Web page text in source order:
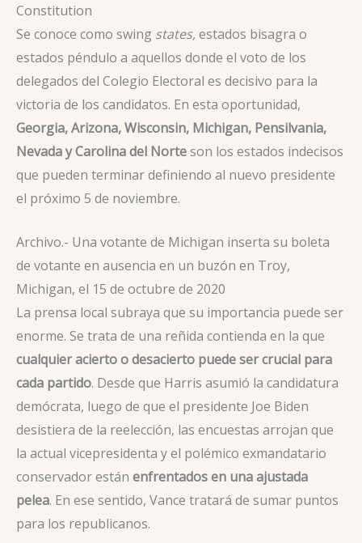
Constitution
Se conoce como swing states, estados bisagra o
estados péndulo a aquellos donde el voto de los
delegados del Colegio Electoral es decisivo para la
victoria de los candidatos. En esta oportunidad,
Georgia, Arizona, Wisconsin, Michigan, Pensilvania,
Nevada y Carolina del Norteson los estados indecisos
que pueden terminar definiendo al nuevo presidente
el próximo 5 de noviembre.
Archivo.- Una votante de Michigan inserta su boleta
de votante en ausencia en un buzón en Troy,
Michigan, el 15 de octubre de 2020
La prensa local subraya que su importancia puede ser
enorme. Se trata de una reñida contienda en la que
cualquier acierto o desacierto puede ser crucial para
cada partido. Desde que Harris asumió la candidatura
demócrata, luego de que el presidente Joe Biden
desistiera de la reelección, las encuestas arrojan que
la actual vicepresidenta y el polémico exmandatario
conservador están enfrentados en una ajustada
pelea. En ese sentido, Vance tratará de sumar puntos
para los republicanos.